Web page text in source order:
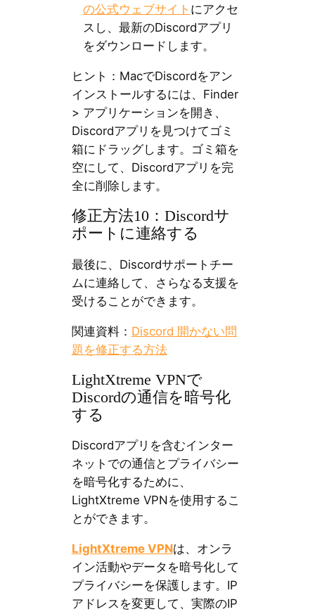
の公式ウェブサイト にアクセ
スし、最新のDiscordアプリ
をダウンロードします。
ヒント：MacでDiscordをアン
インストールするには、Finder
> アプリケーションを開き、
Discordアプリを見つけてゴミ
箱にドラッグします。ゴミ箱を
空にして、Discordアプリを完
全に削除します。
修正方法10：Discordサ
ポートに連絡する
最後に、Discordサポートチー
ムに連絡して、さらなる支援を
受けることができます。
関連資料： Discord 開かない問
題を修正する方法
LightXtreme VPNで
Discordの通信を暗号化
する
Discordアプリを含むインター
ネットでの通信とプライバシー
を暗号化するために、
LightXtreme VPNを使用するこ
とができます。
LightXtreme VPNは、オンラ
イン活動やデータを暗号化して
プライバシーを保護します。IP
アドレスを変更して、実際のIP